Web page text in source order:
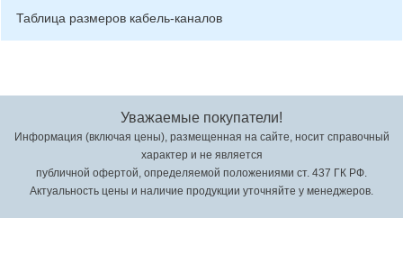
Таблица размеров кабель-каналов
Уважаемые покупатели!
Информация (включая цены), размещенная на сайте, носит справочный
характер и не является
публичной офертой, определяемой положениями ст. 437 ГК РФ.
Актуальность цены и наличие продукции уточняйте у менеджеров.